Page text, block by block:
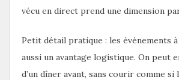
vécu en direct prend une dimension
Petit détail pratique : les événements
aussi un avantage logistique. On peut
d’un dîner avant, sans courir comme